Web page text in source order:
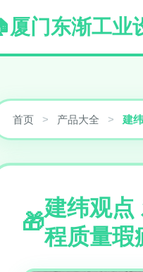
厦门东渐工业
首页 > 产品大全 > 建
建纬观点
程质量瑕